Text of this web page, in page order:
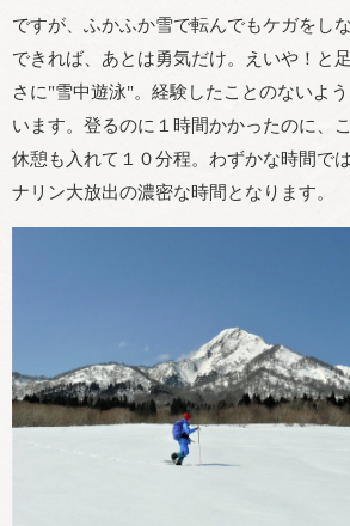
ですが、ふかふか雪で転んでもケガをし
できれば、あとは勇気だけ。えいや！と
さに"雪中遊泳"。経験したことのないよ
います。登るのに１時間かかったのに、
休憩も入れて１０分程。わずかな時間で
ナリン大放出の濃密な時間となります。